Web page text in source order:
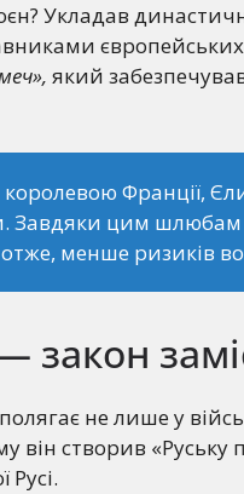
Укладав
який
Франції,
Завдяки цим шлюбам
отже, менше ризиків
закон
не лише у
він створив
Русі.